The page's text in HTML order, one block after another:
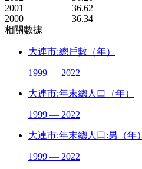
2001
36.62
2000
36.34
相關數據
大連市:總戶數（年）
1999 — 2022
大連市:年末總人口（年）
1999 — 2022
大連市:年末總人口:男（年）
1999 — 2022